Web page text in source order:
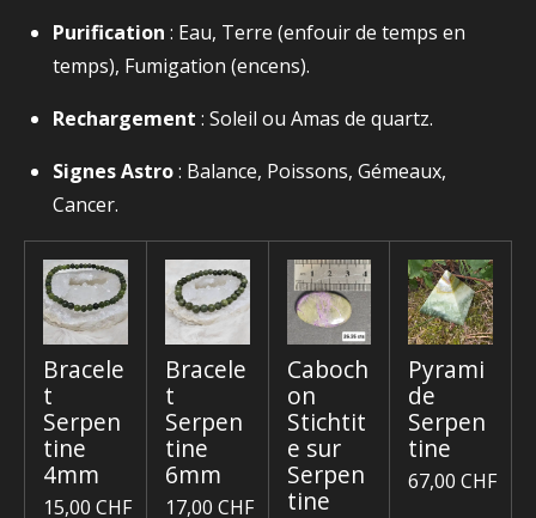
Purification : Eau, Terre (enfouir de temps en
temps), Fumigation (encens).
Rechargement : Soleil ou Amas de quartz.
Signes Astro: Balance, Poissons, Gémeaux,
Cancer.
Bracele
t
Serpen
tine
4mm
15,00 CHF
Bracele
t
Serpen
tine
6mm
17,00 CHF
Caboch
on
Stichtit
e sur
Serpen
tine
Pyrami
de
Serpen
tine
67,00 CHF